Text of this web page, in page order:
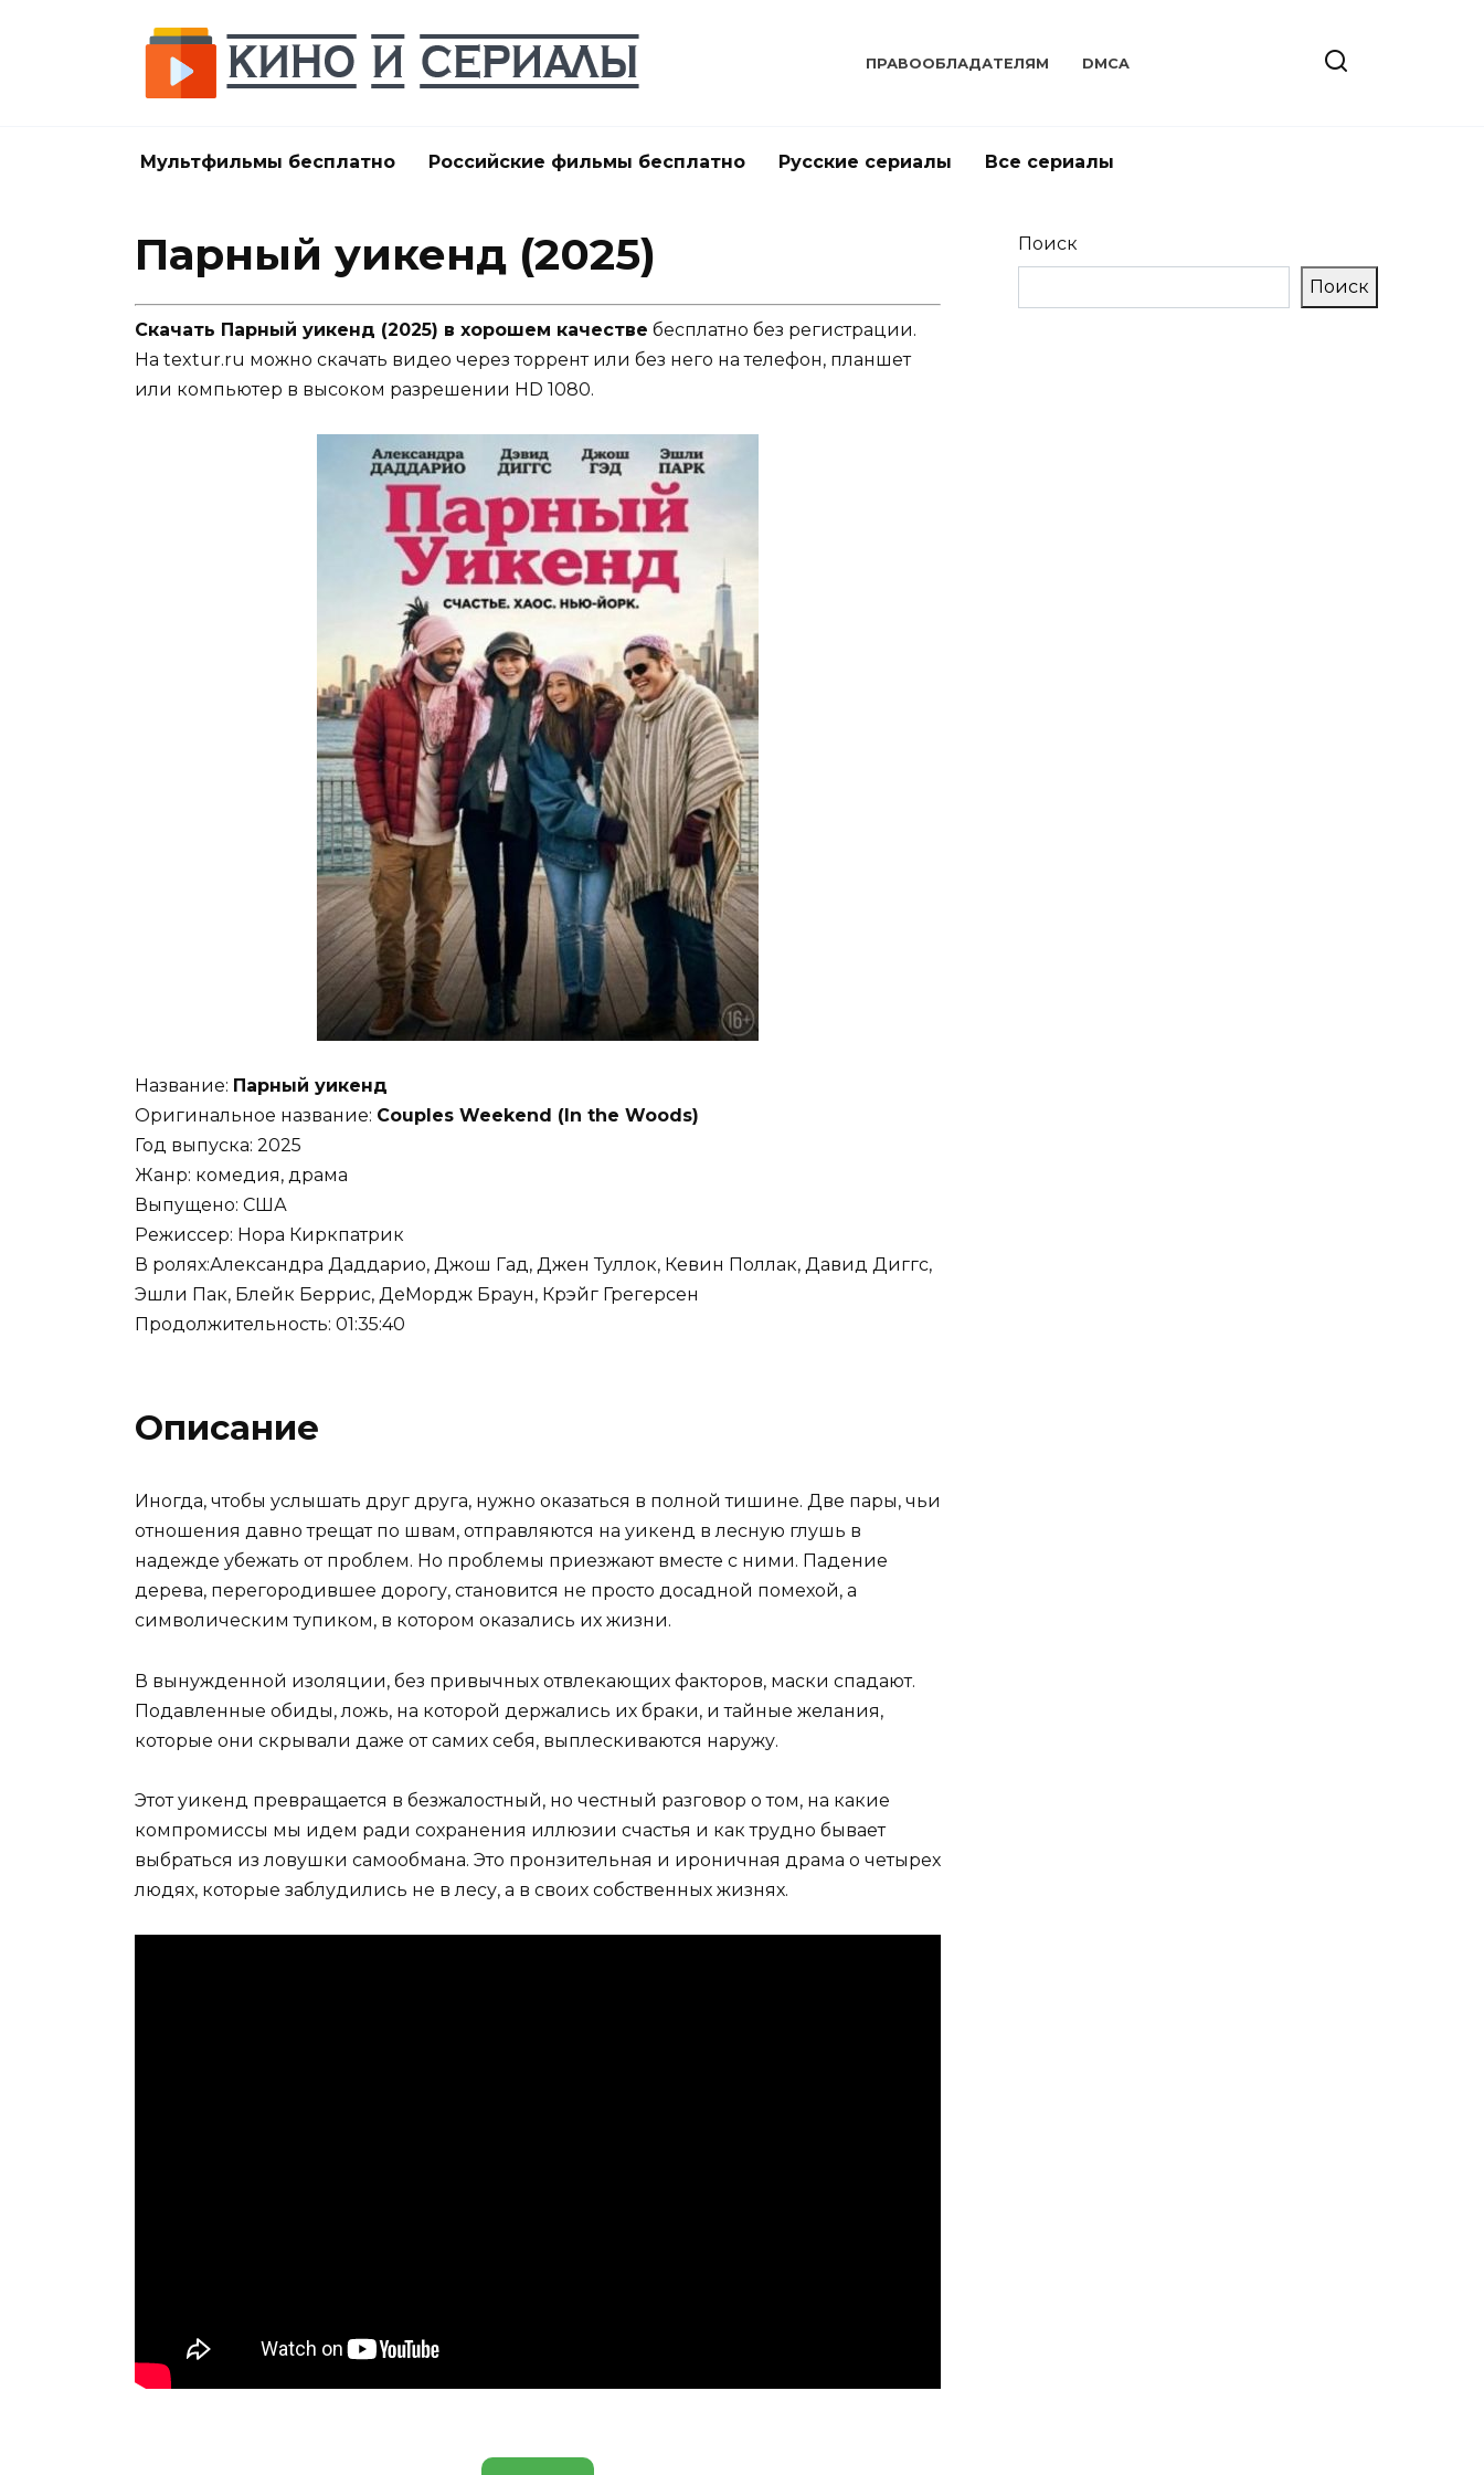
ПРАВООБЛАДАТЕЛЯМ DMCA
Мультфильмы бесплатно Российские фильмы бесплатно Русские сериалы Все сериалы
Парный уикенд (2025)
Скачать Парный уикенд (2025) в хорошем качестве бесплатно без регистрации.
На textur.ru можно скачать видео через торрент или без него на телефон, планшет
или компьютер в высоком разрешении HD 1080.
Название: Парный уикенд
Оригинальное название: Couples Weekend (In the Woods)
Год выпуска: 2025
Жанр: комедия, драма
Выпущено: США
Режиссер: Нора Киркпатрик
В ролях:Александра Даддарио, Джош Гад, Джен Туллок, Кевин Поллак, Давид Диггс,
Эшли Пак, Блейк Беррис, ДеМордж Браун, Крэйг Грегерсен
Продолжительность: 01:35:40
Описание
Иногда, чтобы услышать друг друга, нужно оказаться в полной тишине. Две пары, чьи
отношения давно трещат по швам, отправляются на уикенд в лесную глушь в
надежде убежать от проблем. Но проблемы приезжают вместе с ними. Падение
дерева, перегородившее дорогу, становится не просто досадной помехой, а
символическим тупиком, в котором оказались их жизни.
В вынужденной изоляции, без привычных отвлекающих факторов, маски спадают.
Подавленные обиды, ложь, на которой держались их браки, и тайные желания,
которые они скрывали даже от самих себя, выплескиваются наружу.
Этот уикенд превращается в безжалостный, но честный разговор о том, на какие
компромиссы мы идем ради сохранения иллюзии счастья и как трудно бывает
выбраться из ловушки самообмана. Это пронзительная и ироничная драма о четырех
людях, которые заблудились не в лесу, а в своих собственных жизнях.
Поиск
Поиск